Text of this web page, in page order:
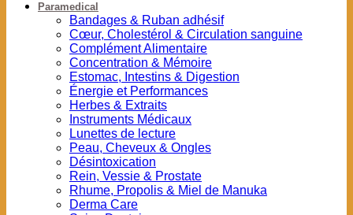
Paramedical
Bandages & Ruban adhésif
Cœur, Cholestérol & Circulation sanguine
Complément Alimentaire
Concentration & Mémoire
Estomac, Intestins & Digestion
Énergie et Performances
Herbes & Extraits
Instruments Médicaux
Lunettes de lecture
Peau, Cheveux & Ongles
Désintoxication
Rein, Vessie & Prostate
Rhume, Propolis & Miel de Manuka
Derma Care